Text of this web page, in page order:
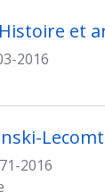
et
2016
2016